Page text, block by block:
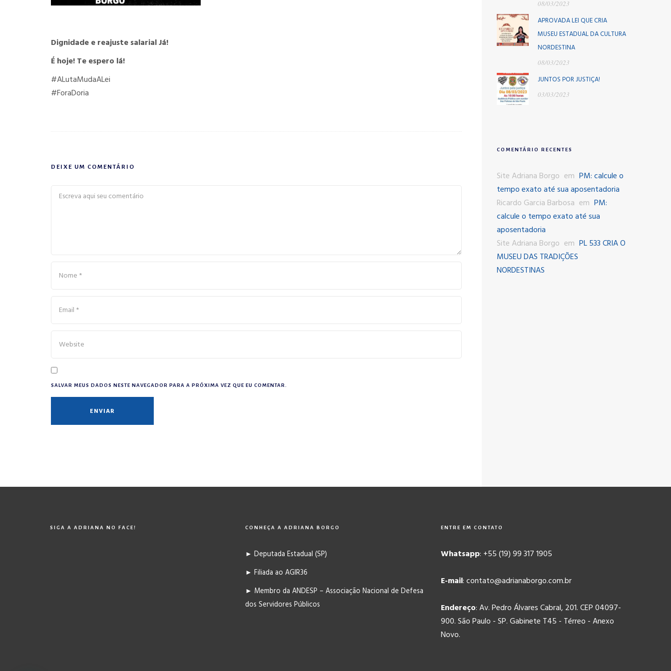
Dignidade e reajuste salarial Já!
É hoje! Te espero lá!
#ALutaMudaALei
#ForaDoria
DEIXE UM COMENTÁRIO
SALVAR MEUS DADOS NESTE NAVEGADOR PARA A PRÓXIMA VEZ QUE EU COMENTAR.
08/03/2023
APROVADA LEI QUE CRIA
MUSEU ESTADUAL DA CULTURA
NORDESTINA
08/03/2023
JUNTOS POR JUSTIÇA!
03/03/2023
COMENTÁRIO RECENTES
Site Adriana Borgo em PM: calcule o
tempo exato até sua aposentadoria
Ricardo Garcia Barbosa em PM:
calcule o tempo exato até sua
aposentadoria
Site Adriana Borgo em PL 533 CRIA O
MUSEU DAS TRADIÇÕES
NORDESTINAS
SIGA A ADRIANA NO FACE! CONHEÇA A ADRIANA BORGO
► Deputada Estadual (SP)
► Filiada ao AGIR36
► Membro da ANDESP – Associação Nacional de Defesa
dos Servidores Públicos
ENTRE EM CONTATO
Whatsapp: +55 (19) 99 317 1905
E-mail: contato@adrianaborgo.com.br
Endereço: Av. Pedro Álvares Cabral, 201. CEP 04097-
900. São Paulo - SP. Gabinete T45 - Térreo - Anexo
Novo.